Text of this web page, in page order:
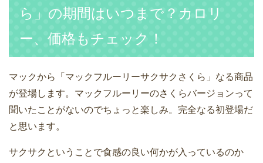
ら」の期間はいつまで？カロリ
ー、価格もチェック！
マックから「マックフルーリーサクサクさくら」なる商品
が登場します。マックフルーリーのさくらバージョンって
聞いたことがないのでちょっと楽しみ。完全なる初登場だ
と思います。
サクサクということで食感の良い何かが入っているのか